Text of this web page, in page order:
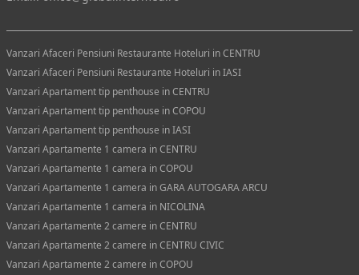
Vanzari Afaceri Pensiuni Restaurante Hoteluri in CENTRU
Vanzari Afaceri Pensiuni Restaurante Hoteluri in IASI
Vanzari Apartament tip penthouse in CENTRU
Vanzari Apartament tip penthouse in COPOU
Vanzari Apartament tip penthouse in IASI
Vanzari Apartamente 1 camera in CENTRU
Vanzari Apartamente 1 camera in COPOU
Vanzari Apartamente 1 camera in GARA AUTOGARA ARCU
Vanzari Apartamente 1 camera in NICOLINA
Vanzari Apartamente 2 camere in CENTRU
Vanzari Apartamente 2 camere in CENTRU CIVIC
Vanzari Apartamente 2 camere in COPOU